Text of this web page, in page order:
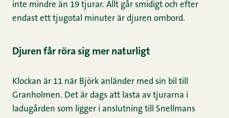
inte mindre än 19 tjurar. Allt går smidigt och efter
endast ett tjugotal minuter är djuren ombord.
Djuren får röra sig mer naturligt
Klockan är 11 när Björk anländer med sin bil till
Granholmen. Det är dags att lasta av tjurarna i
ladugården som ligger i anslutning till Snellmans